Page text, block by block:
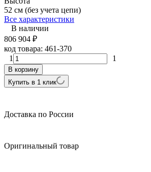
52 см (без учета цепи)
Все характеристики
В наличии
806 904 ₽
код товара: 461-370
1
1
В корзину
Купить в 1 клик
Доставка по России
Оригинальный товар